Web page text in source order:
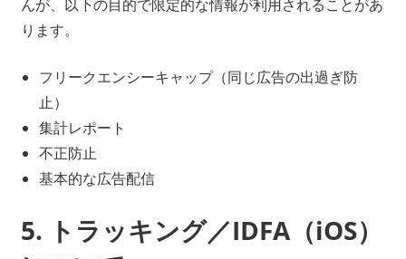
んが、以下の目的で限定的な情報が利用されることがあ
ります。
フリークエンシーキャップ（同じ広告の出過ぎ防
止）
集計レポート
不正防止
基本的な広告配信
5. トラッキング／IDFA（iOS）